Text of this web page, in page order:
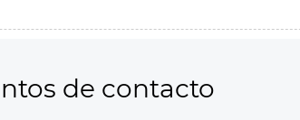
de contacto